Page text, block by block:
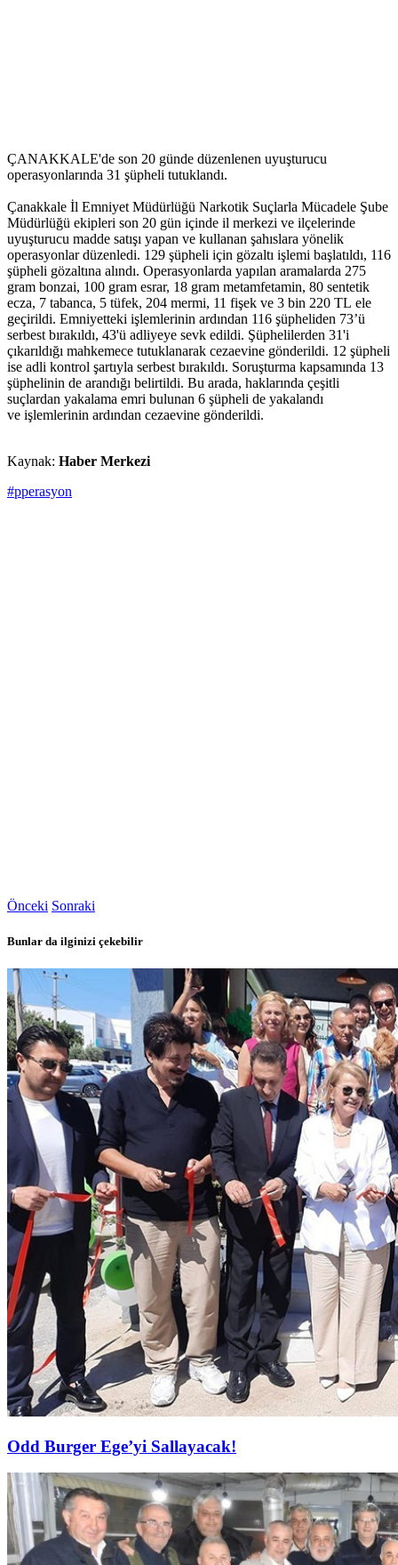
ÇANAKKALE'de son 20 günde düzenlenen uyuşturucu
operasyonlarında 31 şüpheli tutuklandı.
Çanakkale İl Emniyet Müdürlüğü Narkotik Suçlarla Mücadele Şube
Müdürlüğü ekipleri son 20 gün içinde il merkezi ve ilçelerinde
uyuşturucu madde satışı yapan ve kullanan şahıslara yönelik
operasyonlar düzenledi. 129 şüpheli için gözaltı işlemi başlatıldı, 116
şüpheli gözaltına alındı. Operasyonlarda yapılan aramalarda 275
gram bonzai, 100 gram esrar, 18 gram metamfetamin, 80 sentetik
ecza, 7 tabanca, 5 tüfek, 204 mermi, 11 fişek ve 3 bin 220 TL ele
geçirildi. Emniyetteki işlemlerinin ardından 116 şüpheliden 73’ü
serbest bırakıldı, 43'ü adliyeye sevk edildi. Şüphelilerden 31'i
çıkarıldığı mahkemece tutuklanarak cezaevine gönderildi. 12 şüpheli
ise adli kontrol şartıyla serbest bırakıldı. Soruşturma kapsamında 13
şüphelinin de arandığı belirtildi. Bu arada, haklarında çeşitli
suçlardan yakalama emri bulunan 6 şüpheli de yakalandı
ve işlemlerinin ardından cezaevine gönderildi.
Kaynak: Haber Merkezi
#pperasyon
Önceki Sonraki
Bunlar da ilginizi çekebilir
Odd Burger Ege’yi Sallayacak!